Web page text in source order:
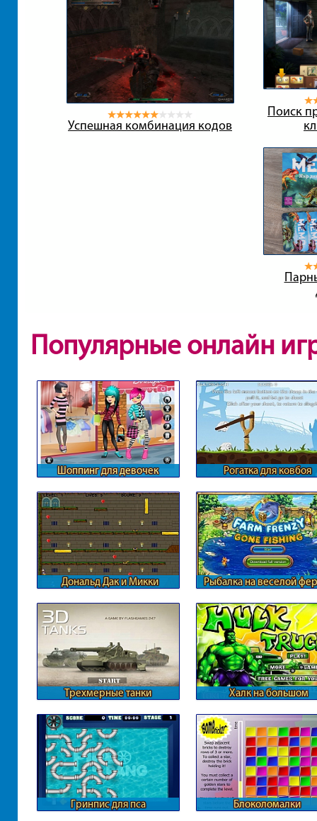
Успешная комбинация кодов
Поиск
Популярные онлайн
Шоппинг для девочек Рогатка для ковбоя
Дональд Дак и Микки
Рыбалка на веселой
Трехмерные танки
Халк на большом
Гринпис для пса Блоколомалки